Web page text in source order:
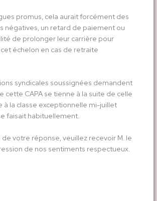
promus, cela aurait forcément des
négatives, un retard de paiement ou
de prolonger leur carrière pour
échelon en cas de retraite
syndicales soussignées demandent
cette CAPA se tienne à la suite de celle
à la classe exceptionnelle mi-juillet
faisait habituellement.
de votre réponse, veuillez recevoir M. le
de nos sentiments respectueux.